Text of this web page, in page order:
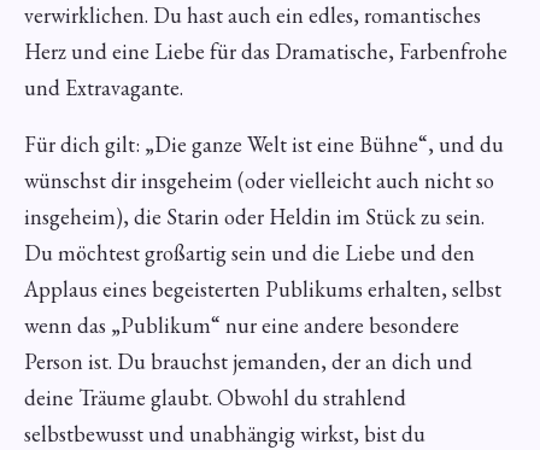
verwirklichen. Du hast auch ein edles, romantisches
Herz und eine Liebe für das Dramatische, Farbenfrohe
und Extravagante.
Für dich gilt: „Die ganze Welt ist eine Bühne“, und du
wünschst dir insgeheim (oder vielleicht auch nicht so
insgeheim), die Starin oder Heldin im Stück zu sein.
Du möchtest großartig sein und die Liebe und den
Applaus eines begeisterten Publikums erhalten, selbst
wenn das „Publikum“ nur eine andere besondere
Person ist. Du brauchst jemanden, der an dich und
deine Träume glaubt. Obwohl du strahlend
selbstbewusst und unabhängig wirkst, bist du